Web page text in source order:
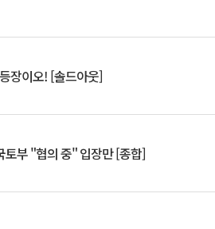
장이오! [솔드아웃]
부 "협의 중" 입장만 [종합]